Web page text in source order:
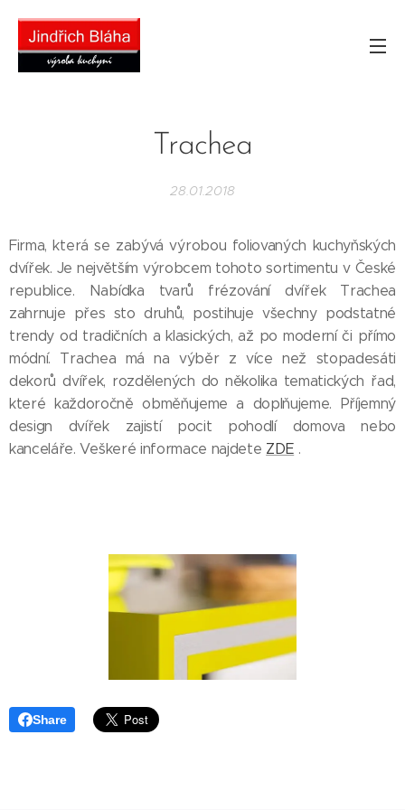
Trachea
28.01.2018
Firma, která se zabývá výrobou foliovaných kuchyňských
dvířek. Je největším výrobcem tohoto sortimentu v České
republice. Nabídka tvarů frézování dvířek Trachea
zahrnuje přes sto druhů, postihuje všechny podstatné
trendy od tradičních a klasických, až po moderní či přímo
módní. Trachea má na výběr z více než stopadesáti
dekorů dvířek, rozdělených do několika tematických řad,
které každoročně obměňujeme a doplňujeme. Příjemný
design dvířek zajistí pocit pohodlí domova nebo
kanceláře. Veškeré informace najdete ZDE .
Share